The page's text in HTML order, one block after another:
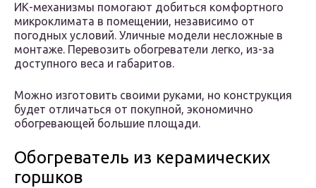
ИК-механизмы помогают добиться комфортного
микроклимата в помещении, независимо от
погодных условий. Уличные модели несложные в
монтаже. Перевозить обогреватели легко, из-за
доступного веса и габаритов.
Можно изготовить своими руками, но конструкция
будет отличаться от покупной, экономично
обогревающей большие площади.
Обогреватель из керамических
горшков